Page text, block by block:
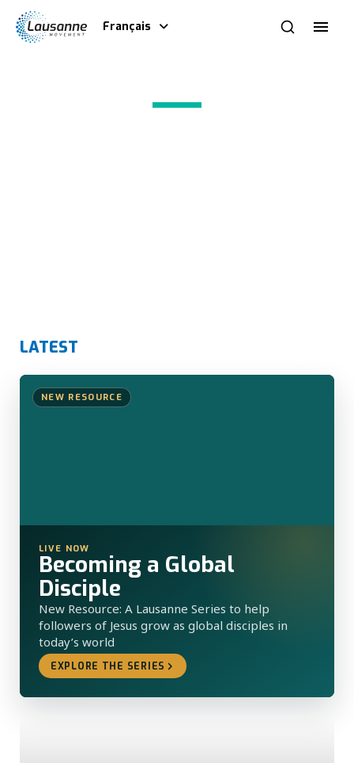
Français
LATEST
NEW RESOURCE
LIVE NOW
Becoming a Global
Disciple
New Resource: A Lausanne Series to help
followers of Jesus grow as global disciples in
today’s world
EXPLORE THE SERIES